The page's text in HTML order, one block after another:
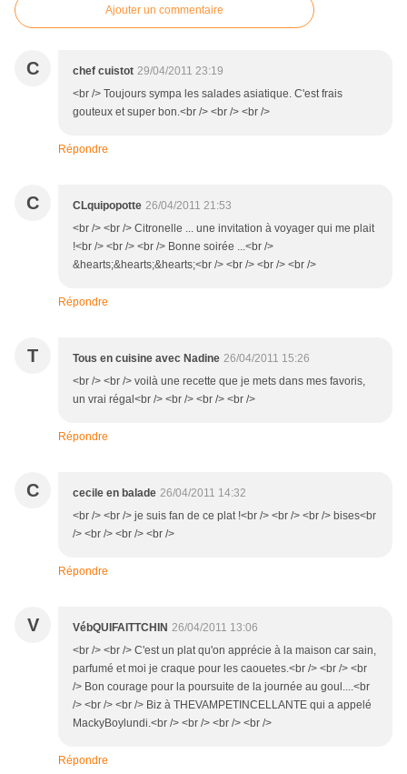
Ajouter un commentaire
C chef cuistot 29/04/2011 23:19
<br /> Toujours sympa les salades asiatique. C'est frais
gouteux et super bon.<br /> <br /> <br />
Répondre
C CLquipopotte 26/04/2011 21:53
<br /> <br /> Citronelle ... une invitation à voyager qui me plait
!<br /> <br /> <br /> Bonne soirée ...<br />
&hearts;&hearts;&hearts;<br /> <br /> <br /> <br />
Répondre
T Tous en cuisine avec Nadine 26/04/2011 15:26
<br /> <br /> voilà une recette que je mets dans mes favoris,
un vrai régal<br /> <br /> <br /> <br />
Répondre
C cecile en balade 26/04/2011 14:32
<br /> <br /> je suis fan de ce plat !<br /> <br /> <br /> bises<br
/> <br /> <br /> <br />
Répondre
V VébQUIFAITTCHIN 26/04/2011 13:06
<br /> <br /> C'est un plat qu'on apprécie à la maison car sain,
parfumé et moi je craque pour les caouetes.<br /> <br /> <br
/> Bon courage pour la poursuite de la journée au goul....<br
/> <br /> <br /> Biz à THEVAMPETINCELLANTE qui a appelé
MackyBoylundi.<br /> <br /> <br /> <br />
Répondre